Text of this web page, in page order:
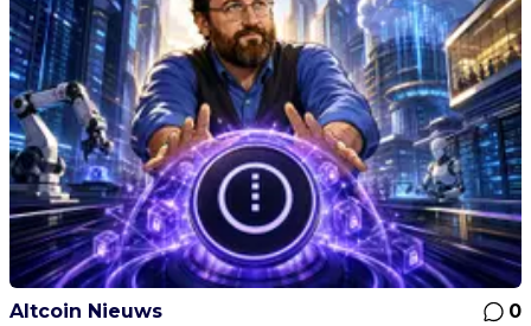
Altcoin Nieuws
0